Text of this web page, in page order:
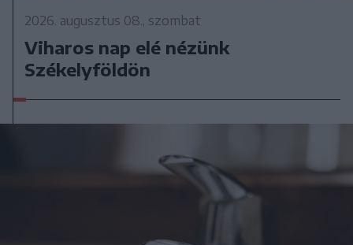
2026. augusztus 08., szombat
Viharos nap elé nézünk
Székelyföldön